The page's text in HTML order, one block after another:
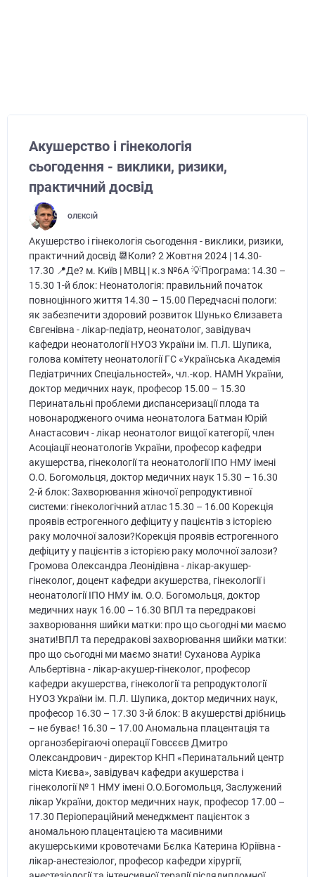
Акушерство і гінекологія
сьогодення - виклики, ризики,
практичний досвід
ОЛЕКСІЙ
Акушерство і гінекологія сьогодення - виклики, ризики,
практичний досвід 📆Коли? 2 Жовтня 2024 | 14.30-
17.30 📍Де? м. Київ | МВЦ | к.з №6А 💡Програма: 14.30 –
15.30 1-й блок: Неонатологія: правильний початок
повноцінного життя 14.30 – 15.00 Передчасні пологи:
як забезпечити здоровий розвиток Шунько Єлизавета
Євгенівна - лікар-педіатр, неонатолог, завідувач
кафедри неонатології НУОЗ України ім. П.Л. Шупика,
голова комітету неонатології ГС «Українська Академія
Педіатричних Спеціальностей», чл.-кор. НАМН України,
доктор медичних наук, професор 15.00 – 15.30
Перинатальні проблеми диспансеризації плода та
новонародженого очима неонатолога Батман Юрій
Анастасович - лікар неонатолог вищої категорії, член
Асоціації неонатологів України, професор кафедри
акушерства, гінекології та неонатології ІПО НМУ імені
О.О. Богомольця, доктор медичних наук 15.30 – 16.30
2-й блок: Захворювання жіночої репродуктивної
системи: гінекологічний атлас 15.30 – 16.00 Корекція
проявів естрогенного дефіциту у пацієнтів з історією
раку молочної залози?Корекція проявів естрогенного
дефіциту у пацієнтів з історією раку молочної залози?
Громова Олександра Леонідівна - лікар-акушер-
гінеколог, доцент кафедри акушерства, гінекології і
неонатології ІПО НМУ ім. О.О. Богомольця, доктор
медичних наук 16.00 – 16.30 ВПЛ та передракові
захворювання шийки матки: про що сьогодні ми маємо
знати!ВПЛ та передракові захворювання шийки матки:
про що сьогодні ми маємо знати! Суханова Ауріка
Альбертівна - лікар-акушер-гінеколог, професор
кафедри акушерства, гінекології та репродуктології
НУОЗ України ім. П.Л. Шупика, доктор медичних наук,
професор 16.30 – 17.30 3-й блок: В акушерстві дрібниць
– не буває! 16.30 – 17.00 Аномальна плацентація та
органозберігаючі операції Говсєєв Дмитро
Олександрович - директор КНП «Перинатальний центр
міста Києва», завідувач кафедри акушерства і
гінекології № 1 НМУ імені О.О.Богомольця, Заслужений
лікар України, доктор медичних наук, професор 17.00 –
17.30 Періопераційний менеджмент пацієнток з
аномальною плацентацією та масивними
акушерськими кровотечами Бєлка Катерина Юріївна -
лікар-анестезіолог, професор кафедри хірургії,